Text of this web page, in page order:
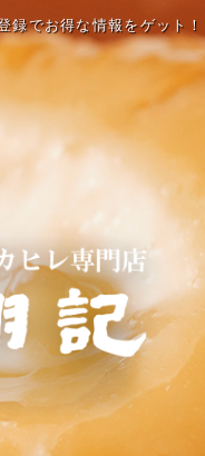
録でお得な情報をゲット！